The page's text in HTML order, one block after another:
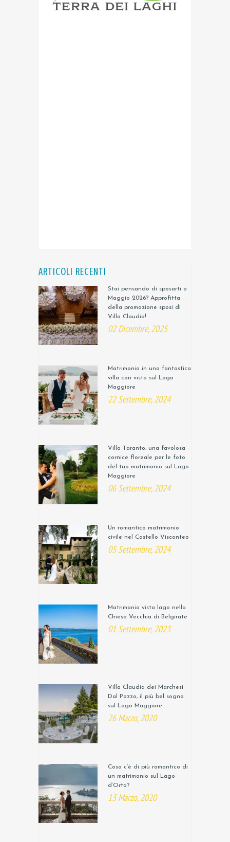
ARTICOLI RECENTI
Stai pensando di sposarti a
Maggio 2026? Approfitta
della promozione sposi di
Villa Claudia!
02 Dicembre, 2025
Matrimonio in una fantastica
villa con vista sul Lago
Maggiore
22 Settembre, 2024
Villa Taranto, una favolosa
cornice floreale per le foto
del tuo matrimonio sul Lago
Maggiore
06 Settembre, 2024
Un romantico matrimonio
civile nel Castello Visconteo
05 Settembre, 2024
Matrimonio vista lago nella
Chiesa Vecchia di Belgirate
01 Settembre, 2023
Villa Claudia dei Marchesi
Dal Pozzo, il più bel sogno
sul Lago Maggiore
26 Marzo, 2020
Cosa c’è di più romantico di
un matrimonio sul Lago
d’Orta?
13 Marzo, 2020